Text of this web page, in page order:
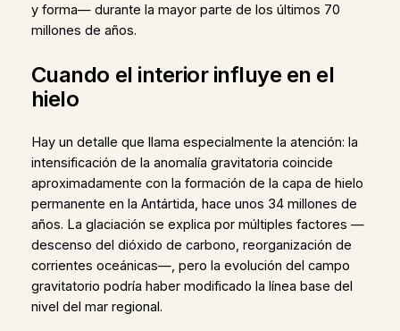
y forma— durante la mayor parte de los últimos 70
millones de años.
Cuando el interior influye en el
hielo
Hay un detalle que llama especialmente la atención: la
intensificación de la anomalía gravitatoria coincide
aproximadamente con la formación de la capa de hielo
permanente en la Antártida, hace unos 34 millones de
años. La glaciación se explica por múltiples factores —
descenso del dióxido de carbono, reorganización de
corrientes oceánicas—, pero la evolución del campo
gravitatorio podría haber modificado la línea base del
nivel del mar regional.